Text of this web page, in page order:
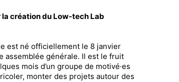
création du Low-tech Lab
est né officiellement le 8 janvier
assemblée générale. Il est le fruit
mois d’un groupe de motivé·es
monter des projets autour des